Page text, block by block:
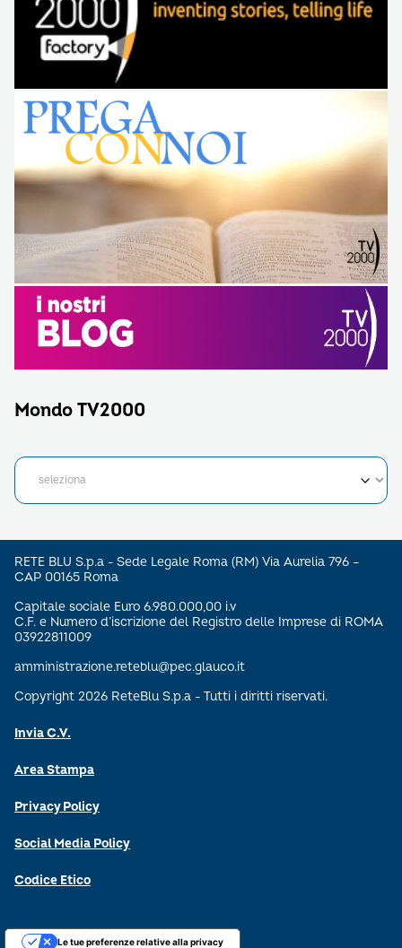
Mondo TV2000
RETE BLU S.p.a - Sede Legale Roma (RM) Via Aurelia 796 –
CAP 00165 Roma
Capitale sociale Euro 6.980.000,00 i.v
C.F. e Numero d’iscrizione del Registro delle Imprese di ROMA
03922811009
amministrazione.reteblu@pec.glauco.it
Copyright 2026 ReteBlu S.p.a - Tutti i diritti riservati.
Invia C.V.
Area Stampa
Privacy Policy
Social Media Policy
Codice Etico
Le tue preferenze relative alla privacy